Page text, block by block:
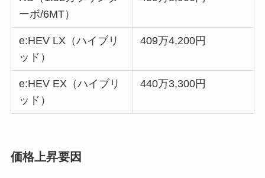
ーボ/6MT）
e:HEV LX（ハイブリ
ッド）
409万4,200円
e:HEV EX（ハイブリ
ッド）
440万3,300円
価格上昇要因